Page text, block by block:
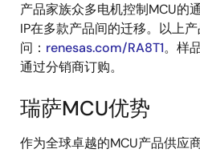
产品家族众多电机控制MCU的
IP在多款产品间的迁移。以上
问： renesas.com/RA8T1。样
通过分销商订购。
瑞萨MCU优势
作为全球卓越的MCU产品供应